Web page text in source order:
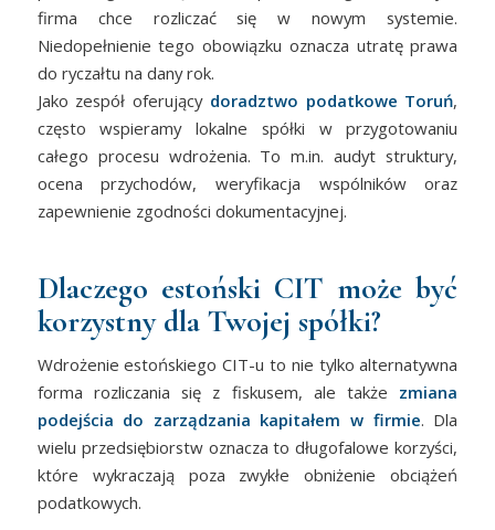
firma chce rozliczać się w nowym systemie.
Niedopełnienie tego obowiązku oznacza utratę prawa
do ryczałtu na dany rok.
Jako zespół oferujący doradztwo podatkowe Toruń,
często wspieramy lokalne spółki w przygotowaniu
całego procesu wdrożenia. To m.in. audyt struktury,
ocena przychodów, weryfikacja wspólników oraz
zapewnienie zgodności dokumentacyjnej.
Dlaczego estoński CIT może być
korzystny dla Twojej spółki?
Wdrożenie estońskiego CIT-u to nie tylko alternatywna
forma rozliczania się z fiskusem, ale także zmiana
podejścia do zarządzania kapitałem w firmie. Dla
wielu przedsiębiorstw oznacza to długofalowe korzyści,
które wykraczają poza zwykłe obniżenie obciążeń
podatkowych.